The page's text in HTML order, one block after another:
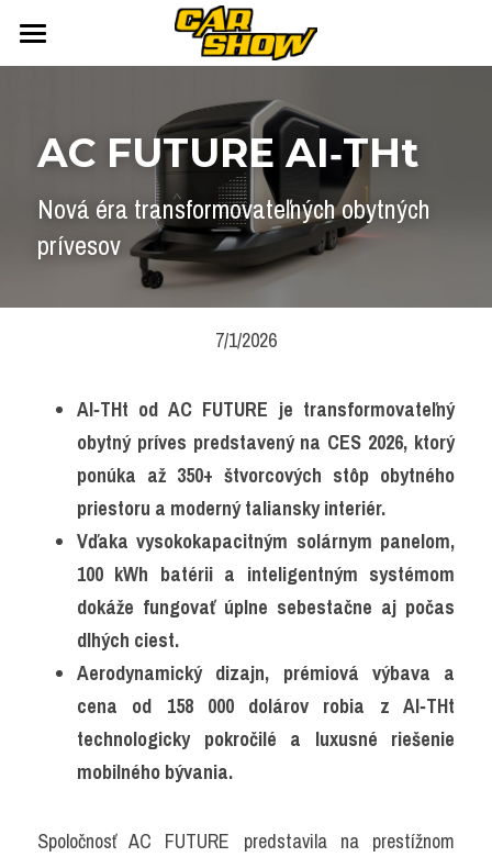
DOMOV
NEWSLETTER
Registrace účtu
AC FUTURE AI‑THt
Nová éra transformovateľných obytných
prívesov
7/1/2026
AI‑THt od AC FUTURE je transformovateľný
obytný príves predstavený na CES 2026, ktorý
ponúka až 350+ štvorcových stôp obytného
priestoru a moderný taliansky interiér.
Vďaka vysokokapacitným solárnym panelom,
100 kWh batérii a inteligentným systémom
dokáže fungovať úplne sebestačne aj počas
dlhých ciest.
Aerodynamický dizajn, prémiová výbava a
cena od 158 000 dolárov robia z AI‑THt
technologicky pokročilé a luxusné riešenie
mobilného bývania.
Spoločnosť AC FUTURE predstavila na prestížnom